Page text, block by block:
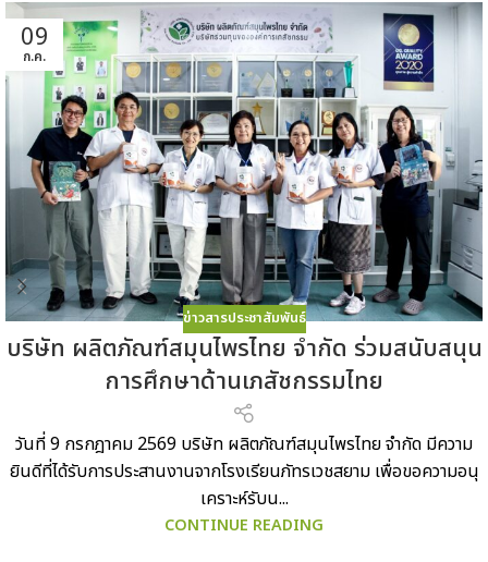
09
ก.ค.
ข่าวสารประชาสัมพันธ์
บริษัท ผลิตภัณฑ์สมุนไพรไทย จำกัด ร่วมสนับสนุน
การศึกษาด้านเภสัชกรรมไทย
วันที่ 9 กรกฎาคม 2569 บริษัท ผลิตภัณฑ์สมุนไพรไทย จำกัด มีความ
ยินดีที่ได้รับการประสานงานจากโรงเรียนภัทรเวชสยาม เพื่อขอความอนุ
เคราะห์รับน...
CONTINUE READING